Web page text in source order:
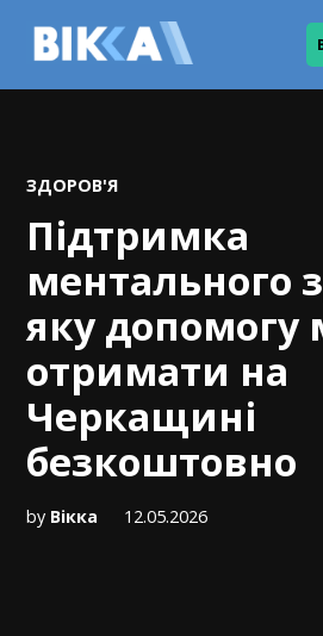
POSTED
IN
ЗДОРОВ'Я
Підтримка
ментального
яку допомогу
отримати на
Черкащині
безкоштовно
by Вікка 12.05.2026